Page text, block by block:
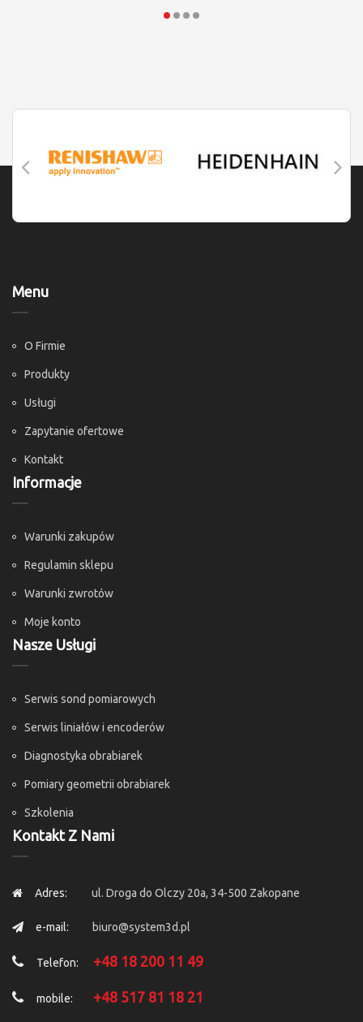
Menu
O Firmie
Produkty
Usługi
Zapytanie ofertowe
Kontakt
Informacje
Warunki zakupów
Regulamin sklepu
Warunki zwrotów
Moje konto
Nasze Usługi
Serwis sond pomiarowych
Serwis liniałów i encoderów
Diagnostyka obrabiarek
Pomiary geometrii obrabiarek
Szkolenia
Kontakt Z Nami
Adres: ul. Droga do Olczy 20a, 34-500 Zakopane
e-mail: biuro@system3d.pl
Telefon: +48 18 200 11 49
mobile: +48 517 81 18 21